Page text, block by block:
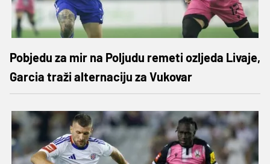
Pobjedu za mir na Poljudu remeti ozljeda Livaje,
Garcia traži alternaciju za Vukovar